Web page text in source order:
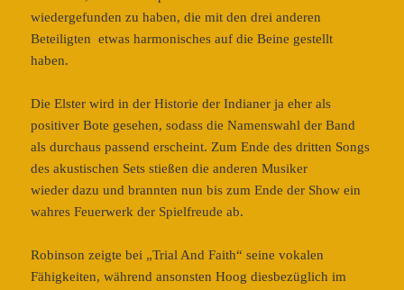
wiedergefunden zu haben, die mit den drei anderen
Beteiligten etwas harmonisches auf die Beine gestellt
haben.
Die Elster wird in der Historie der Indianer ja eher als
positiver Bote gesehen, sodass die Namenswahl der Band
als durchaus passend erscheint. Zum Ende des dritten Songs
des akustischen Sets stießen die anderen Musiker
wieder dazu und brannten nun bis zum Ende der Show ein
wahres Feuerwerk der Spielfreude ab.
Robinson zeigte bei „Trial And Faith“ seine vokalen
Fähigkeiten, während ansonsten Hoog diesbezüglich im